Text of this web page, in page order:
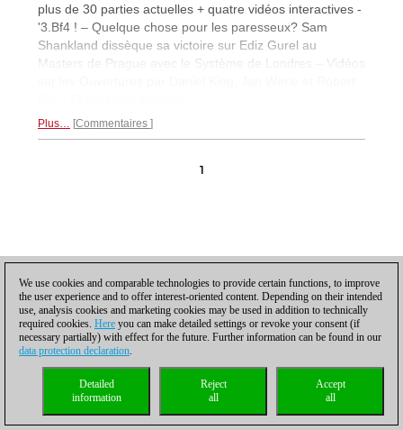
plus de 30 parties actuelles + quatre vidéos interactives -
'3.Bf4 ! – Quelque chose pour les paresseux? Sam
Shankland dissèque sa victoire sur Ediz Gurel au
Masters de Prague avec le Système de Londres – Vidéos
Plus… Commentaires
1
Protection des données| Impressum|Contact| Cookies Management|
Licences |Compliance Hotline|Accueil
© 2017 ChessBase GmbH | Osterbekstraße 90a | D-22083 Hambourg |
Allemagne
coldest news
We use cookies and comparable technologies to provide certain functions, to improve
the user experience and to offer interest-oriented content. Depending on their intended
use, analysis cookies and marketing cookies may be used in addition to technically
required cookies. Here you can make detailed settings or revoke your consent (if
necessary partially) with effect for the future. Further information can be found in our
data protection declaration.
Accept
all
Reject
all
Detailed
information